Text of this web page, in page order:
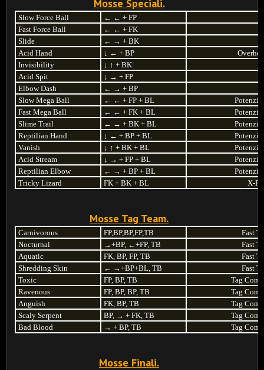
Mosse Speciali.
Slow Force Ball ← ← + FP
Fast Force Ball
← ← + FK
Slide
← → + BK
Acid Hand
↓ ← + BP
Invisibility
↓ ↑ + BK
Acid Spit
↓ → + FP
Elbow Dash
← → + BP
Slow Mega Ball
← ← + FP + BL
Fast Mega Ball
← ← + FK + BL
Slime Trail
← → + BK + BL
Reptilian Hand
↓ ← + BP + BL
Vanish
↓ ↑ + BK + BL
Acid Stream
↓ → + FP + BL
Reptilian Elbow
← → + BP + BL
Tricky Lizard
FK + BK + BL X-
Mosse Tag Team.
Carnivorous FP,BP,BP,FP,TB
Fast
Nocturnal
→+BP, ←+FP, TB
Fast
Aquatic
FK, BP, FP, TB
Fast
Shredding Skin
← →+BP+BL, TB
Fast
Toxic
FP, BP, TB
Tag
Ravenous
FP, BP, BP, TB
Tag
Anguish
FK, BP, TB
Tag
Scaly Serpent
BP, → + FK, TB
Tag
Bad Blood
→ + BP, TB Tag
Mosse Finali.